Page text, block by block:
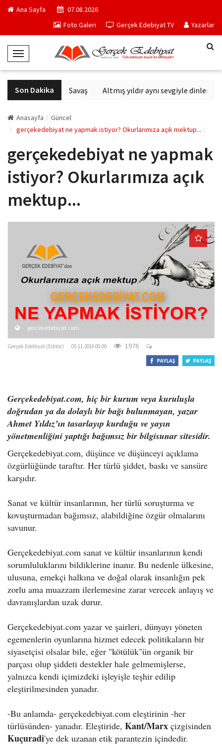
Ana Sayfa
07.08.2026
Foto Galeri
Gerçek Edebiyat TV Yazarlar
T
o
g
g
e
N
v
g
t
Son Dakika
Altıncı Nesil Savaş Altmış yıldır aynı sevgiyle dinlenen
Anasayfa
Güncel
gerçekedebiyat ne yapmak istiyor? Okurlarımıza açık mektup...
gerçekedebiyat ne yapmak
istiyor? Okurlarımıza açık
mektup...
gercekedebiyat.com
Gerçek Edebiyat (Editör) 05.11.2016 00:00 1976
Gerçekedebiyat.com, hiç bir kurum veya kuruluşla
doğrudan ya da dolaylı bir bağı bulunmayan, yazar
Ahmet Yıldız’ın tasarlayıp kurduğu ve yayın
yönetmenliğini yaptığı bağımsız bir bilgisunar sitesidir.
Gerçekedebiyat.com, düşünce ve düşünceyi açıklama
özgürlüğünde taraftır. Her türlü şiddet, baskı ve sansüre
karşıdır.
Sanat ve kültür insanlarının, her türlü soruşturma ve
kovuşturmadan bağımsız, alabildiğine özgür olmalarını
savunur.
Gerçekedebiyat.com sanat ve kültür insanlarının kendi
sorumluluklarını bildiklerine inanır. Bu nedenle ülkesine,
ulusuna, emekçi halkına ve doğal olarak insanlığın pek
zorlu ama muazzam ilerlemesine zarar verecek anlayış ve
davranışlardan uzak durur.
Gerçekedebiyat.com yazar ve şairleri, dünyayı yöneten
egemenlerin oyunlarına hizmet edecek politikaların bir
siyasetçisi olsalar bile, eğer "kötülük"ün organik bir
parçası olup şiddeti destekler hale gelmemişlerse,
yalnızca kendi içimizdeki işleyişle teşhir edilip
eleştirilmesinden yanadır.
-Bu anlamda- gerçekedebiyat.com eleştirinin -her
türlüsünden- yanadır. Eleştiride, Kant/Marx çizgisinden
Kuçuradi'ye dek uzanan etik parantezin içindedir.